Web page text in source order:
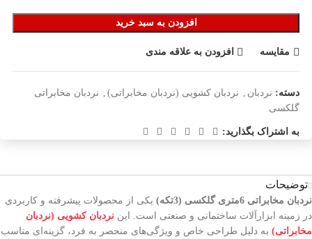
افزودن به سبد خرید
مقایسه افزودن به علاقه مندی
دسته: نردبان , نردبان کشویی (نردبان مخابراتی) , نردبان مخابراتی
گلکسی
به اشتراک بگذارید:
توضیحات
نردبان مخابراتی 6متری گلکسی (3تکه)
یکی از محصولات پیشرفته و کاربردی
در زمینه ابزارآلات ساختمانی و صنعتی است. این نردبان کشویی (نردبان
مخابراتی) به دلیل طراحی خاص و ویژگی‌های منحصر به فرد، گزینه‌ای مناسب